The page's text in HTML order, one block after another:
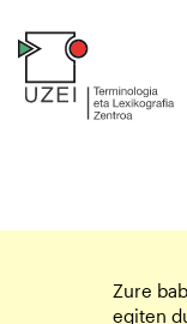
Zure
egiten